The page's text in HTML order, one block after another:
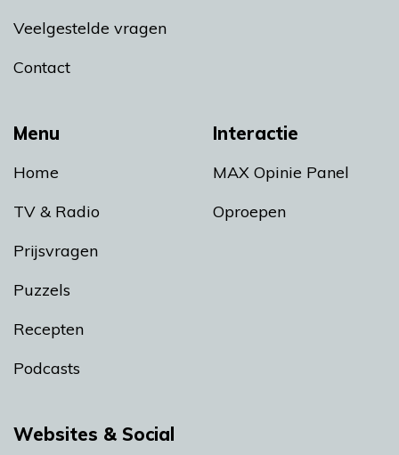
Menu
Home
TV & Radio
Prijsvragen
Puzzels
Recepten
Podcasts
Interactie
MAX Opinie Panel
Oproepen
Veelgestelde vragen
Contact
Websites & Social